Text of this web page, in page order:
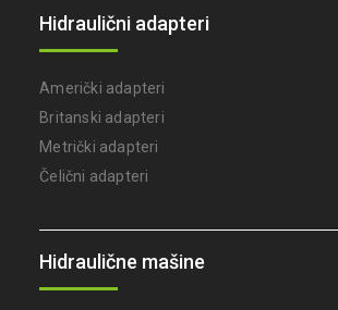
Hidraulični adapteri
Američki adapteri
Britanski adapteri
Metrički adapteri
Čelični adapteri
Hidraulične mašine